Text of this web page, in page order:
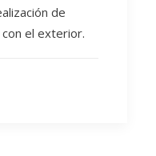
de
el exterior.